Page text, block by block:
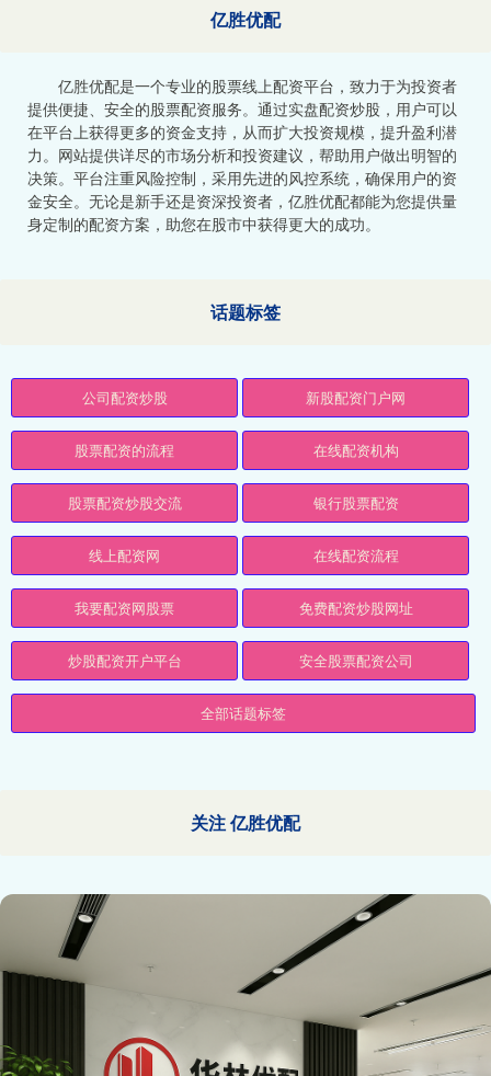
亿胜优配
亿胜优配是一个专业的股票线上配资平台，致力于为投资者
提供便捷、安全的股票配资服务。通过实盘配资炒股，用户可以
在平台上获得更多的资金支持，从而扩大投资规模，提升盈利潜
力。网站提供详尽的市场分析和投资建议，帮助用户做出明智的
决策。平台注重风险控制，采用先进的风控系统，确保用户的资
金安全。无论是新手还是资深投资者，亿胜优配都能为您提供量
身定制的配资方案，助您在股市中获得更大的成功。
话题标签
公司配资炒股 新股配资门户网
股票配资的流程 在线配资机构
股票配资炒股交流 银行股票配资
线上配资网 在线配资流程
我要配资网股票 免费配资炒股网址
炒股配资开户平台 安全股票配资公司
全部话题标签
关注 亿胜优配